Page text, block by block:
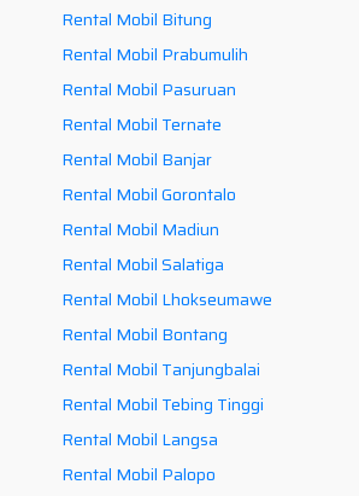
Rental Mobil Bitung
Rental Mobil Prabumulih
Rental Mobil Pasuruan
Rental Mobil Ternate
Rental Mobil Banjar
Rental Mobil Gorontalo
Rental Mobil Madiun
Rental Mobil Salatiga
Rental Mobil Lhokseumawe
Rental Mobil Bontang
Rental Mobil Tanjungbalai
Rental Mobil Tebing Tinggi
Rental Mobil Langsa
Rental Mobil Palopo